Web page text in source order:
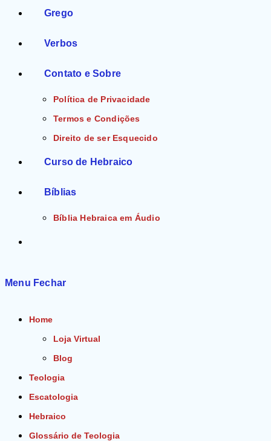
Grego
Verbos
Contato e Sobre
Política de Privacidade
Termos e Condições
Direito de ser Esquecido
Curso de Hebraico
Bíblias
Bíblia Hebraica em Áudio
Menu Fechar
Home
Loja Virtual
Blog
Teologia
Escatologia
Hebraico
Glossário de Teologia